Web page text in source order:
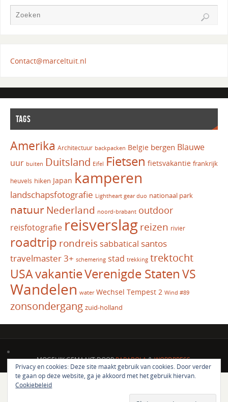
Contact@marceltuit.nl
TAGS
Amerika Architectuur backpacken Belgie bergen Blauwe
uur buiten Duitsland Eifel Fietsen fietsvakantie frankrijk
heuvels hiken Japan kamperen
landschapsfotografie Lightheart gear duo nationaal park
natuur Nederland noord-brabant outdoor
reisfotografie reisverslag reizen rivier
roadtrip rondreis sabbatical santos
travelmaster 3+ schemering stad trekking trektocht
USAvakantieVerenigde StatenVS
Wandelen water Wechsel Tempest 2 Wind #89
zonsondergang zuid-holland
MOGELIJK GEMAAKT DOORPARABOLA&WORDPRESS.
Privacy en cookies: Deze site maakt gebruik van cookies. Door verder
te gaan op deze website, ga je akkoord met het gebruik hiervan.
Cookiebeleid